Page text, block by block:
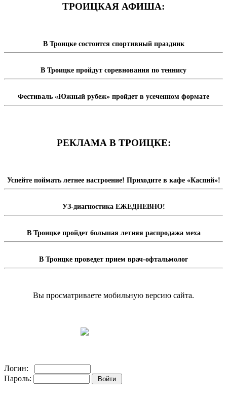
ТРОИЦКАЯ АФИША:
В Троицке состоится спортивный праздник
В Троицке пройдут соревнования по теннису
Фестиваль «Южный рубеж» пройдет в усеченном формате
РЕКЛАМА В ТРОИЦКЕ:
Успейте поймать летнее настроение! Приходите в кафе «Каспий»!
УЗ-диагностика ЕЖЕДНЕВНО!
В Троицке пройдет большая летняя распродажа меха
В Троицке проведет прием врач-офтальмолог
Вы просматриваете мобильную версию сайта.
Логин:
Пароль: